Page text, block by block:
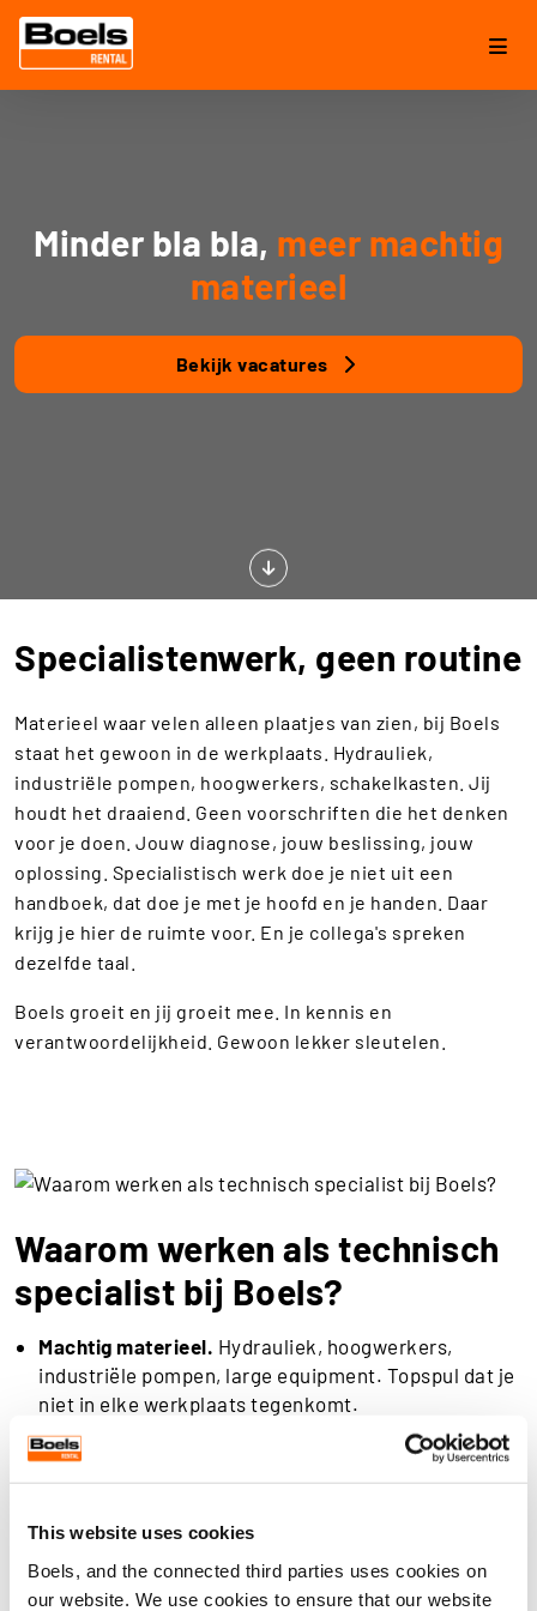
This website uses cookies
Boels, and the connected third parties uses cookies on
our website. We use cookies to ensure that our website
Minder bla bla, meer machtig
materieel
Bekijk vacatures
Specialistenwerk, geen routine
Materieel waar velen alleen plaatjes van zien, bij Boels
staat het gewoon in de werkplaats. Hydrauliek,
industriële pompen, hoogwerkers, schakelkasten. Jij
houdt het draaiend. Geen voorschriften die het denken
voor je doen. Jouw diagnose, jouw beslissing, jouw
oplossing. Specialistisch werk doe je niet uit een
handboek, dat doe je met je hoofd en je handen. Daar
krijg je hier de ruimte voor. En je collega's spreken
dezelfde taal.
Boels groeit en jij groeit mee. In kennis en
verantwoordelijkheid. Gewoon lekker sleutelen.
Waarom werken als technisch
specialist bij Boels?
Machtig materieel. Hydrauliek, hoogwerkers,
industriële pompen, large equipment. Topspul dat je
niet in elke werkplaats tegenkomt.
Jouw diagnose, jouw beslissing.
Jij ziet het, jij
hard. Wil je mee, nieuwe certificeringen of nieuwe
verantwoordelijkheden, dan is er plek. Wil je gewoon